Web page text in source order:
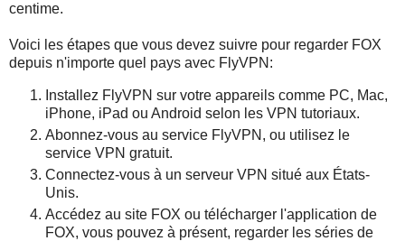
centime.
Voici les étapes que vous devez suivre pour regarder FOX
depuis n'importe quel pays avec FlyVPN:
Installez FlyVPN sur votre appareils comme PC, Mac,
iPhone, iPad ou Android selon les VPN tutoriaux.
Abonnez-vous au service FlyVPN, ou utilisez le
service VPN gratuit.
Connectez-vous à un serveur VPN situé aux États-
Unis.
Accédez au site FOX ou télécharger l'application de
FOX, vous pouvez à présent, regarder les séries de